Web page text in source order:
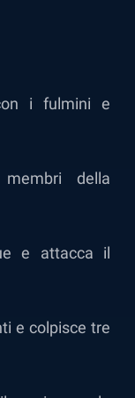
i fulmini e
della
e attacca il
e colpisce tre